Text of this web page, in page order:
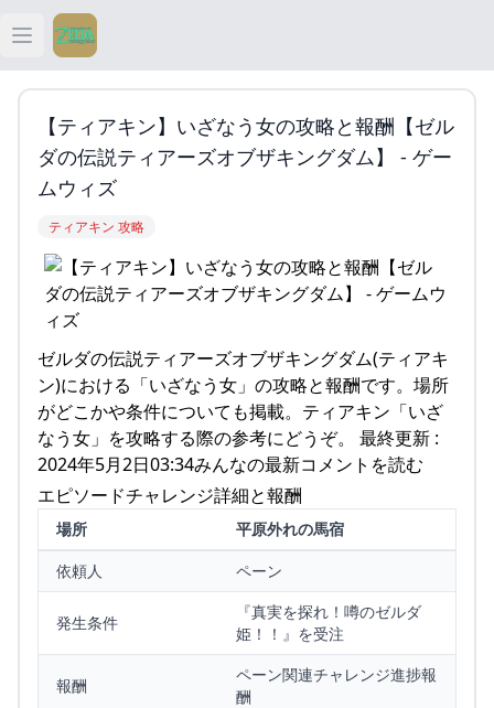
Open main menu
ティアキン
ティアキン 祠
ティアキン 攻略
【ティアキン】いざなう女の攻略と報酬【ゼル
ダの伝説ティアーズオブザキングダム】 - ゲー
ムウィズ
ティアキン 攻略
ゼルダの伝説ティアーズオブザキングダム(ティアキ
ン)における「いざなう女」の攻略と報酬です。場所
がどこかや条件についても掲載。ティアキン「いざ
なう女」を攻略する際の参考にどうぞ。 最終更新 :
2024年5月2日03:34みんなの最新コメントを読む
エピソードチャレンジ詳細と報酬
場所
平原外れの馬宿
依頼人
ペーン
発生条件
『真実を探れ！噂のゼルダ
姫！！』を受注
報酬
ペーン関連チャレンジ進捗報
酬